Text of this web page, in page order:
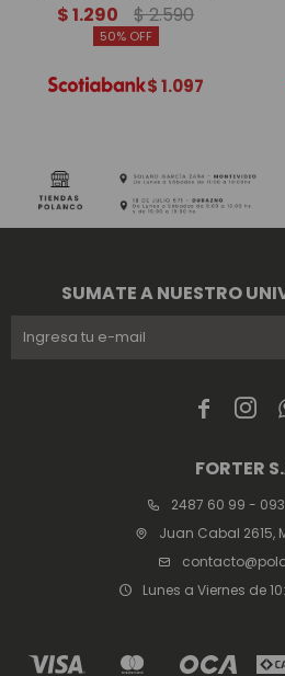
$1.290 $2.590
50
$1.097
 
FORTER
2487 60 99 -
Juan Cabal 2615,
Lunes a Viernes de
SUMATE A NUESTRO